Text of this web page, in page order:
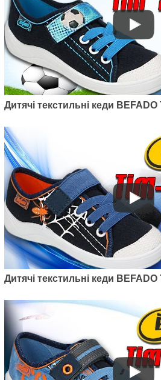
Дитячі текстильні кеди BEFADO
Дитячі текстильні кеди BEFADO